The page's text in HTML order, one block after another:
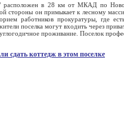
в 28 км от МКАД по
стороны он примыкает к лесному
работников прокуратуры, где
поселка могут входить через
проживание. Поселок
сдать коттедж в этом поселке